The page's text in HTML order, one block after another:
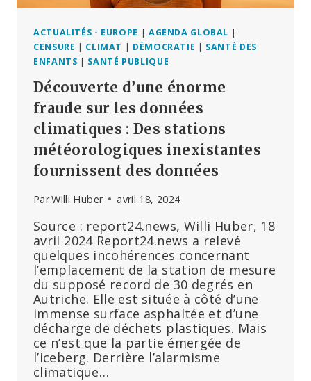
ACTUALITÉS - EUROPE | AGENDA GLOBAL |
CENSURE | CLIMAT | DÉMOCRATIE | SANTÉ DES
ENFANTS | SANTÉ PUBLIQUE
Découverte d’une énorme
fraude sur les données
climatiques : Des stations
météorologiques inexistantes
fournissent des données
ParWilli Huber avril 18, 2024
Source : report24.news, Willi Huber, 18
avril 2024 Report24.news a relevé
quelques incohérences concernant
l’emplacement de la station de mesure
du supposé record de 30 degrés en
Autriche. Elle est située à côté d’une
immense surface asphaltée et d’une
décharge de déchets plastiques. Mais
ce n’est que la partie émergée de
l’iceberg. Derrière l’alarmisme
climatique…